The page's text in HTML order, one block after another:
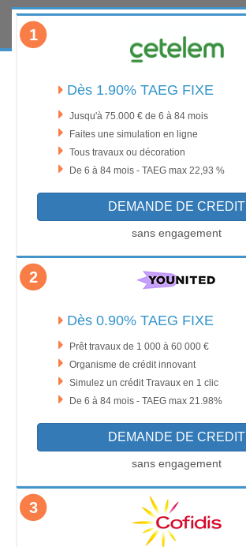
1
Dès 1.90% TAEG FIXE
Jusqu'à 75.000 € de 6 à 84 mois
Faites une simulation en ligne
Tous travaux ou décoration
De 6 à 84 mois - TAEG max 22,93 %
DEMANDE DE CREDIT
sans engagement
2
Dès 0.90% TAEG FIXE
Prêt travaux de 1 000 à 60 000 €
Organisme de crédit innovant
Simulez un crédit Travaux en 1 clic
De 6 à 84 mois - TAEG max 21.98%
DEMANDE DE CREDIT
sans engagement
3